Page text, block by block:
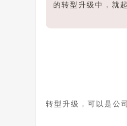
的转型升级中，就
转型升级，可以是公